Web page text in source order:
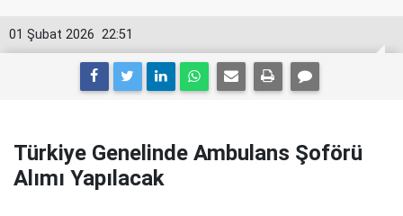
22:51
01 Şubat 2026
Türkiye Genelinde Ambulans Şoförü
Alımı Yapılacak